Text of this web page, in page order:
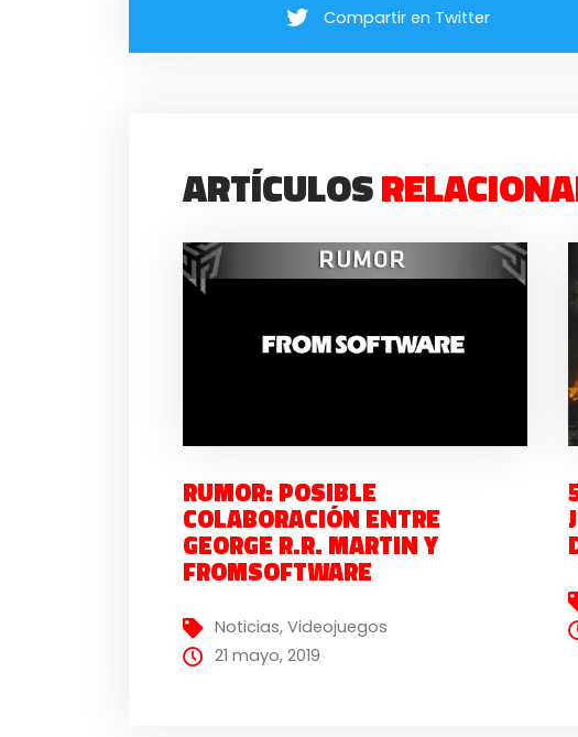
Compartir en Twitter
ARTÍCULOS
RUMOR: POSIBLE
COLABORACIÓN ENTRE
GEORGE R.R. MARTIN Y
FROMSOFTWARE
Noticias,Videojuegos
21 mayo, 2019